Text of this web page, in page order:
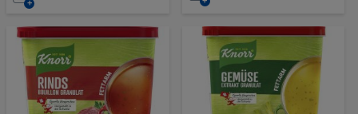
Merkliste
Merkliste